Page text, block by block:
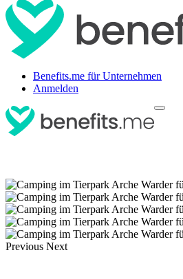
Benefits.me für Unternehmen
Anmelden
Previous Next